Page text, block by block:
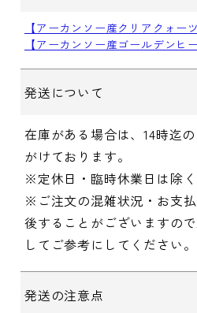
【アーカンソー産クリアクォー
【アーカンソー産ゴールデンヒ
発送について
在庫がある場合は、14時迄
がけております。
※定休日・臨時休業日は除く
※ご注文の混雑状況・お支
後することがございますの
してご参考にしてください。
発送の注意点